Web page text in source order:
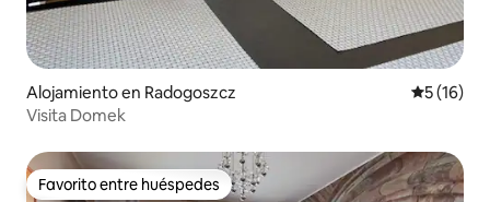
Alojamiento en Radogoszcz
5 (16)
Visita Domek
Favorito entre huéspedes
Favorito entre huéspedes